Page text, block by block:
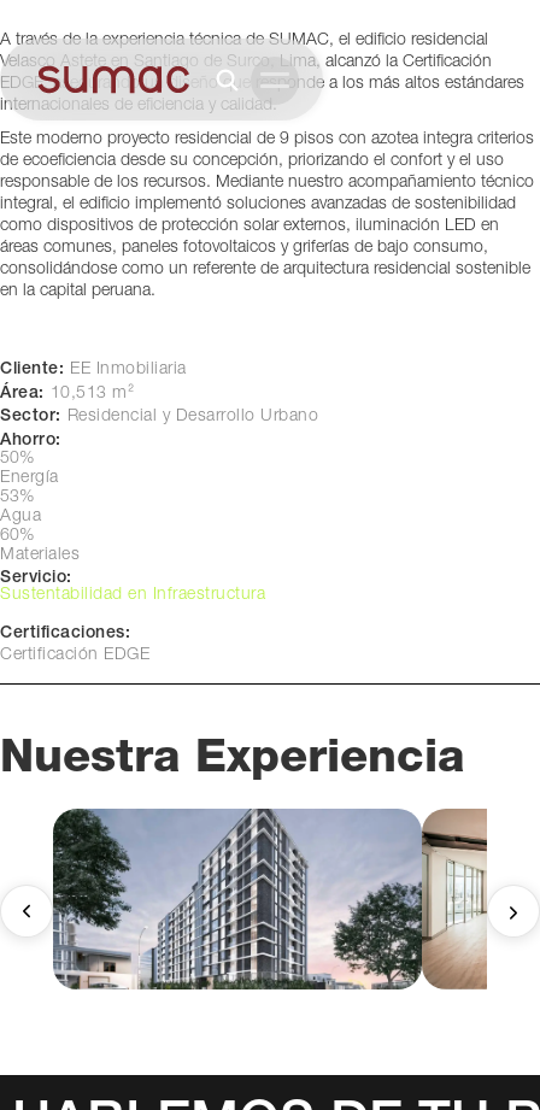
A través de la experiencia técnica de SUMAC, el edificio residencial
Velasco Astete en Santiago de Surco, Lima, alcanzó la Certificación
EDGE, asegurando un diseño que responde a los más altos estándares
internacionales de eficiencia y calidad.
Este moderno proyecto residencial de 9 pisos con azotea integra criterios
de ecoeficiencia desde su concepción, priorizando el confort y el uso
responsable de los recursos. Mediante nuestro acompañamiento técnico
integral, el edificio implementó soluciones avanzadas de sostenibilidad
como dispositivos de protección solar externos, iluminación LED en
áreas comunes, paneles fotovoltaicos y griferías de bajo consumo,
consolidándose como un referente de arquitectura residencial sostenible
en la capital peruana.
Cliente: EE Inmobiliaria
Área: 10,513 m²
Sector: Residencial y Desarrollo Urbano
Ahorro:
50%
Energía
53%
Agua
60%
Materiales
Servicio:
Sustentabilidad en Infraestructura
Certificaciones:
Certificación EDGE
Nuestra Experiencia